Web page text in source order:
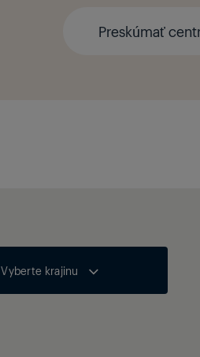
Preskúmať
Vyberte krajinu